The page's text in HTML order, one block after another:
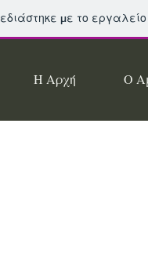
με το
Η Αρχή Ο